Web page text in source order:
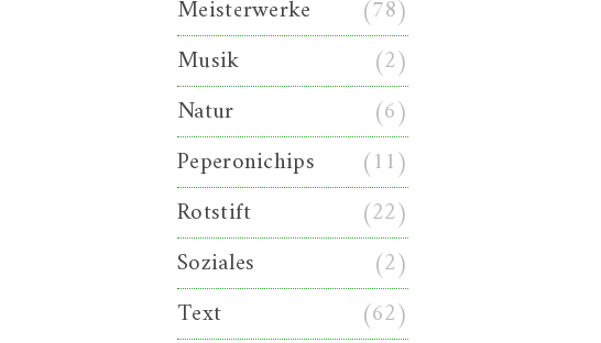
Meisterwerke
(78)
Musik
(2)
Natur
(6)
Peperonichips
(11)
Rotstift
(22)
Soziales
(2)
Text
(62)